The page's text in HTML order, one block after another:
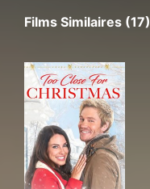
Films Similaires (17)